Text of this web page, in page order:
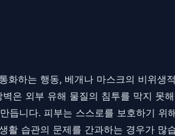
하는 행동, 베개나 마스크의 비위생
은 외부 유해 물질의 침투를 막지 못
듭니다. 피부는 스스로를 보호하기 위
활 습관의 문제를 간과하는 경우가 많